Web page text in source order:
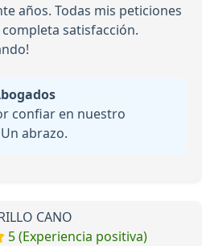
años. Todas mis peticiones
satisfacción.
confiar en nuestro
abrazo.
CANO
5 (Experiencia positiva)